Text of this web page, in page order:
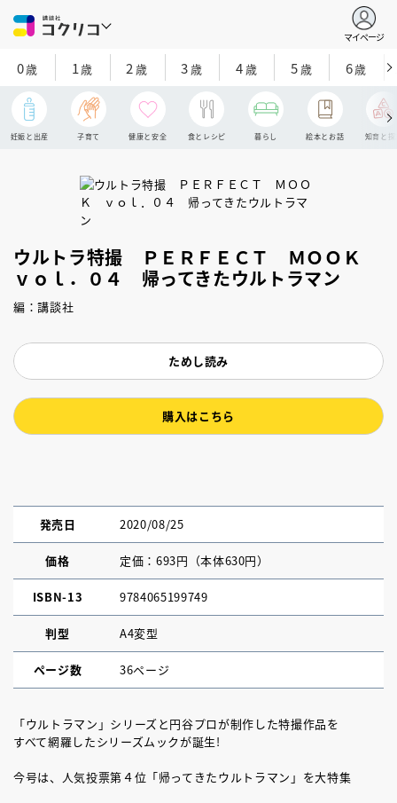
マイページ
0歳 1歳 2 歳 3歳 4歳 5歳 6歳
妊娠と出産 子育て 健康と安全 食とレシピ 暮らし 絵本とお話 知育と探
ウルトラ特撮 ＰＥＲＦＥＣＴ ＭＯＯＫ
ｖｏｌ．０４ 帰ってきたウルトラマン
編：講談社
ためし読み
購入はこちら
発売日 2020/08/25
価格 定価：693円（本体630円）
ISBN-13 9784065199749
判型 A4変型
ページ数 36ページ
「ウルトラマン」シリーズと円谷プロが制作した特撮作品を
すべて網羅したシリーズムックが誕生!
今号は、人気投票第４位「帰ってきたウルトラマン」を大特集